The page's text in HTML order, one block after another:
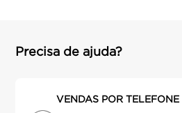
Precisa de ajuda?
VENDAS POR TELEFONE